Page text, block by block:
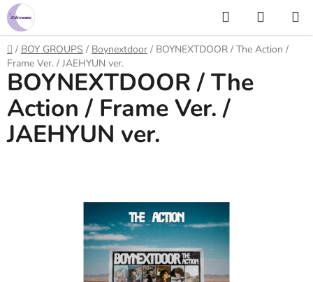
Prejsť
na
obsah
Hľadať
KOŠÍK
Domov
/ BOY GROUPS / Boynextdoor / BOYNEXTDOOR / The Action /
Frame Ver. / JAEHYUN ver.
BOYNEXTDOOR / The
Action / Frame Ver. /
JAEHYUN ver.